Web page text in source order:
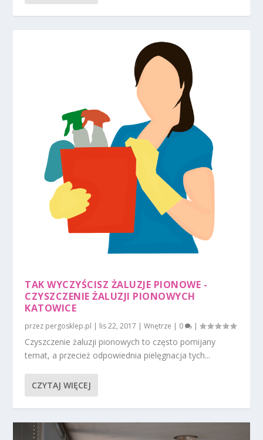
TAK WYCZYŚCISZ ŻALUZJE PIONOWE -
CZYSZCZENIE ŻALUZJI PIONOWYCH
KATOWICE
przez pergosklep.pl | lis 22, 2017 |Wnętrze | 0 |
Czyszczenie żaluzji pionowych to często pomijany
temat, a przecież odpowiednia pielęgnacja tych...
CZYTAJ WIĘCEJ